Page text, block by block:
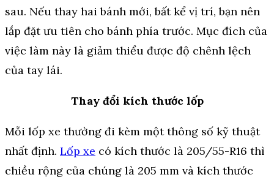
sau. Nếu thay hai bánh mới, bất kể vị trí, bạn nên
lắp đặt ưu tiên cho bánh phía trước. Mục đích của
việc làm này là giảm thiểu được độ chênh lệch
của tay lái.
Thay đổi kích thước lốp
Mỗi lốp xe thường đi kèm một thông số kỹ thuật
nhất định. Lốp xe có kích thước là 205/55-R16 thì
chiều rộng của chúng là 205 mm và kích thước